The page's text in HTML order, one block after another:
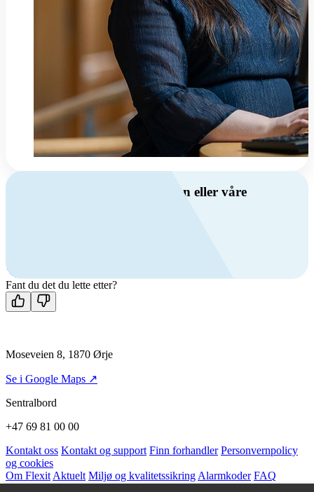
Har du spørsmål om ventilasjon eller våre
Kontakt oss
Fant du det du lette etter?
Moseveien 8, 1870 Ørje
Se i Google Maps ↗
Sentralbord
+47 69 81 00 00
Kontakt oss Kontakt og support Finn forhandler Personvernpolicy
og cookies
Om Flexit Aktuelt Miljø og kvalitetssikring Alarmkoder FAQ